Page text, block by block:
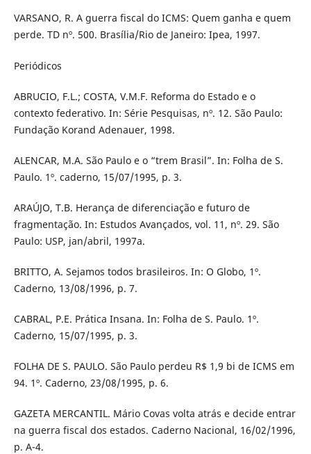
VARSANO, R. A guerra fiscal do ICMS: Quem ganha e quem
perde. TD nº. 500. Brasília/Rio de Janeiro: Ipea, 1997.
Periódicos
ABRUCIO, F.L.; COSTA, V.M.F. Reforma do Estado e o
contexto federativo. In: Série Pesquisas, nº. 12. São Paulo:
Fundação Korand Adenauer, 1998.
ALENCAR, M.A. São Paulo e o “trem Brasil”. In: Folha de S.
Paulo. 1º. caderno, 15/07/1995, p. 3.
ARAÚJO, T.B. Herança de diferenciação e futuro de
fragmentação. In: Estudos Avançados, vol. 11, nº. 29. São
Paulo: USP, jan/abril, 1997a.
BRITTO, A. Sejamos todos brasileiros. In: O Globo, 1º.
Caderno, 13/08/1996, p. 7.
CABRAL, P.E. Prática Insana. In: Folha de S. Paulo. 1º.
Caderno, 15/07/1995, p. 3.
FOLHA DE S. PAULO. São Paulo perdeu R$ 1,9 bi de ICMS em
94. 1º. Caderno, 23/08/1995, p. 6.
GAZETA MERCANTIL. Mário Covas volta atrás e decide entrar
na guerra fiscal dos estados. Caderno Nacional, 16/02/1996,
p. A-4.